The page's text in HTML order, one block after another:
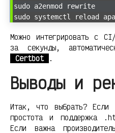
sudo a2enmod rewrite
sudo systemctl reload
Можно интегрировать с
за секунды,
Certbot
.
Выводы и
Итак, что выбрать? Если
простота и поддержка
Если важна